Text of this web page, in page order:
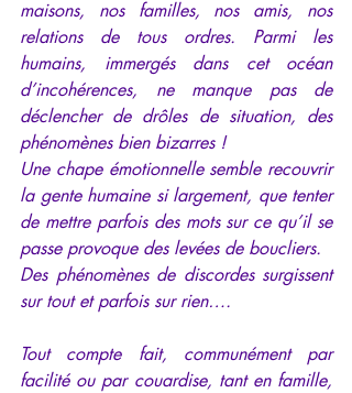
maisons, nos familles, nos amis, nos
relations de tous ordres. Parmi les
humains, immergés dans cet océan
d’incohérences, ne manque pas de
déclencher de drôles de situation, des
phénomènes bien bizarres !
Une chape émotionnelle semble recouvrir
la gente humaine si largement, que tenter
de mettre parfois des mots sur ce qu’il se
passe provoque des levées de boucliers.
Des phénomènes de discordes surgissent
sur tout et parfois sur rien….
Tout compte fait, communément par
facilité ou par couardise, tant en famille,